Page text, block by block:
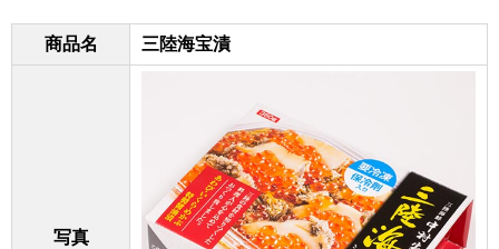
商品名 三陸海宝漬
写真